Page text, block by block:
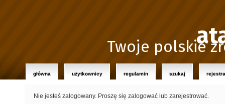
Twoje polskie
główna użytkownicy regulamin szukaj
Nie jesteś zalogowany. Proszę się zalogować lub zarejestrować.